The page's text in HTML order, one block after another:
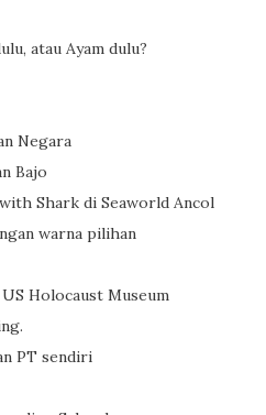
atau Ayam dulu?
Negara
Bajo
Shark di Seaworld Ancol
warna pilihan
Holocaust Museum
PT sendiri